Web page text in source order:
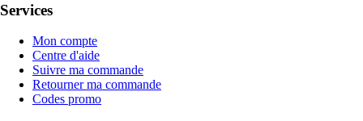
Services
Mon compte
Centre d'aide
Suivre ma commande
Retourner ma commande
Codes promo